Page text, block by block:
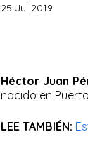
25 Jul 2019
Héctor Juan
nacido en
LEE TAMBIÉN: